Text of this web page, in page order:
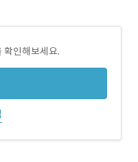
확인해보세요.